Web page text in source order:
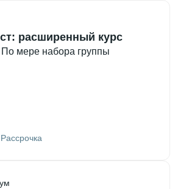
расширенный курс
По мере набора группы
Рассрочка